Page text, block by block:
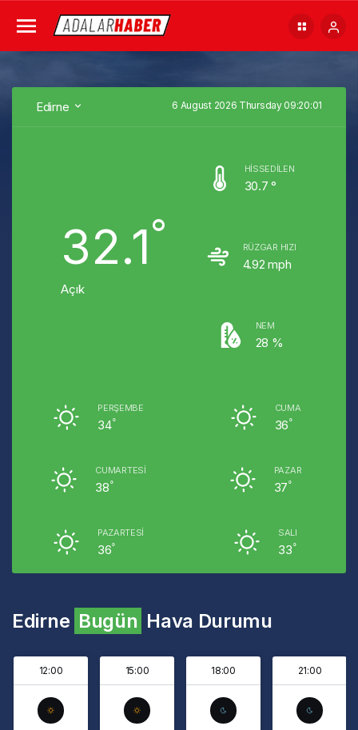
Edirne 6 August 2026 Thursday 09:20:01
32.1°
Açık
HISSEDILEN
30.7 °
RÜZGAR HIZI
4.92 mph
NEM
28 %
PERŞEMBE
34°
CUMA
36°
CUMARTESI
38°
PAZAR
37°
PAZARTESI
36°
SALI
33°
Edirne Bugün Hava Durumu
12:00 15:00 18:00 21:00